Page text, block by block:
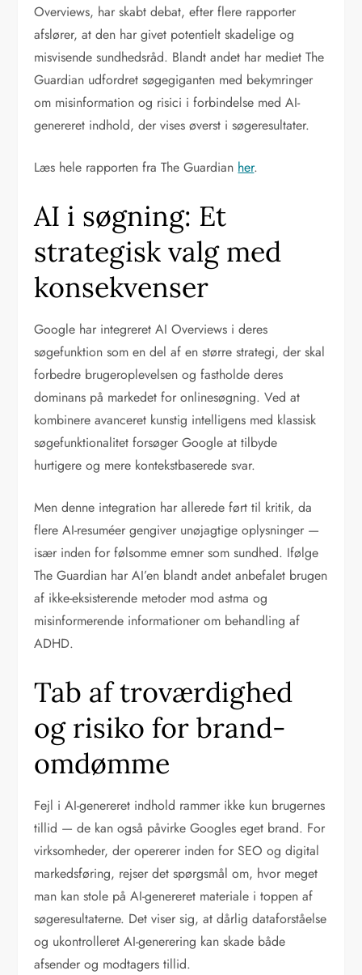
Overviews, har skabt debat, efter flere rapporter
afslører, at den har givet potentielt skadelige og
misvisende sundhedsråd. Blandt andet har mediet The
Guardian udfordret søgegiganten med bekymringer
om misinformation og risici i forbindelse med AI-
genereret indhold, der vises øverst i søgeresultater.
Læs hele rapporten fra The Guardian her.
AI i søgning: Et
strategisk valg med
konsekvenser
Google har integreret AI Overviews i deres
søgefunktion som en del af en større strategi, der skal
forbedre brugeroplevelsen og fastholde deres
dominans på markedet for onlinesøgning. Ved at
kombinere avanceret kunstig intelligens med klassisk
søgefunktionalitet forsøger Google at tilbyde
hurtigere og mere kontekstbaserede svar.
Men denne integration har allerede ført til kritik, da
flere AI-resuméer gengiver unøjagtige oplysninger —
især inden for følsomme emner som sundhed. Ifølge
The Guardian har AI’en blandt andet anbefalet brugen
af ikke-eksisterende metoder mod astma og
misinformerende informationer om behandling af
ADHD.
Tab af troværdighed
og risiko for brand-
omdømme
Fejl i AI-genereret indhold rammer ikke kun brugernes
tillid — de kan også påvirke Googles eget brand. For
virksomheder, der opererer inden for SEO og digital
markedsføring, rejser det spørgsmål om, hvor meget
man kan stole på AI-genereret materiale i toppen af
søgeresultaterne. Det viser sig, at dårlig dataforståelse
og ukontrolleret AI-generering kan skade både
afsender og modtagers tillid.